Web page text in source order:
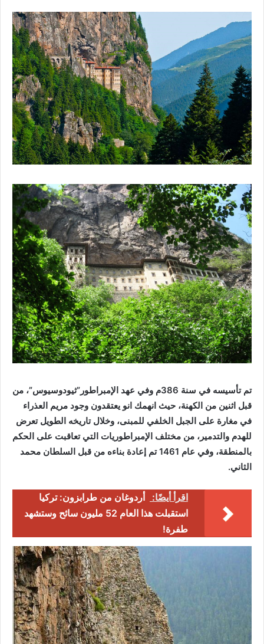
تم تأسيسه في سنة 386م وفي عهد الإمبراطور”ثيودوسيوس”، من
قبل اثنين من الكهنة، حيث انهمك انو يعتقدون وجود مريم العذراء
في مغارة على الجبل الخلفي للمبنى، وخلال تاريخه الطويل تعرض
للهدم والتدمير، من مختلف الإمبراطوريات التي تعاقبت على الحكم
بالمنطقة، وفي عام 1461 تم إعادة بناءه من قبل السلطان محمد
الثاني.
اقرأ أيضًا:
أردوغان من طرابزون: تركيا
استقبلت هذا العام 52 مليون سائح وستشهد
طفرة!